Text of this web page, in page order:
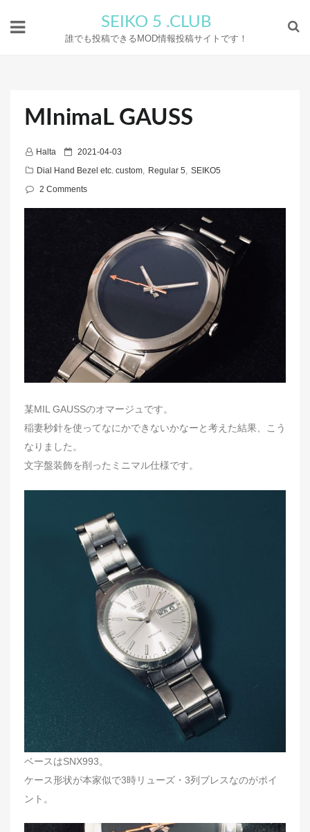
SEIKO 5 .CLUB
誰でも投稿できるMOD情報投稿サイトです！
MInimaL GAUSS
Halta
P
o
2021-04-03
Dial Hand Bezel etc. custom, Regular 5, SEIKO5
2 Comments
某MIL GAUSSのオマージュです。
稲妻秒針を使ってなにかできないかなーと考えた結果、こう
なりました。
文字盤装飾を削ったミニマル仕様です。
ベースはSNX993。
ケース形状が本家似で3時リューズ・3列ブレスなのがポイ
ント。